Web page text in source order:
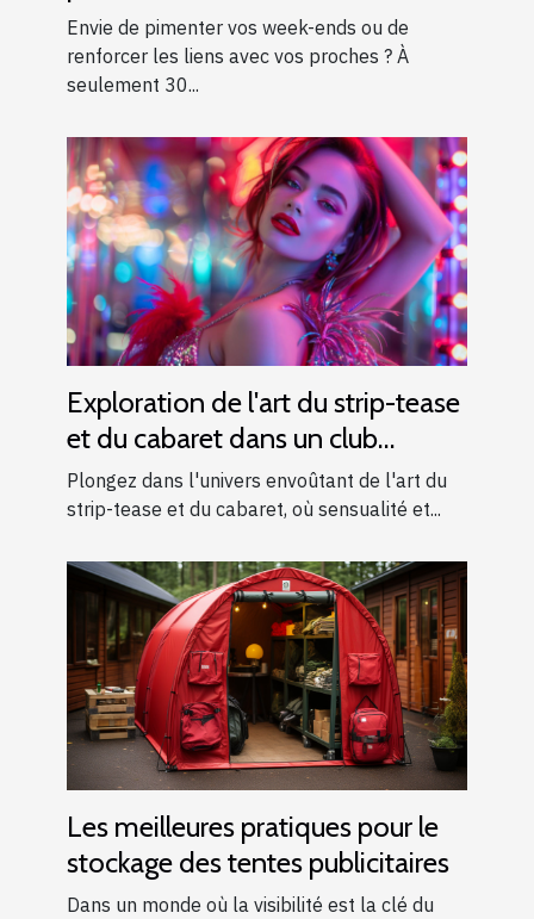
d’exception près d’Aix-en-
Provence !
Envie de pimenter vos week-ends ou de
renforcer les liens avec vos proches ? À
seulement 30...
Exploration de l'art du strip-tease
et du cabaret dans un club
moderne
Plongez dans l'univers envoûtant de l'art du
strip-tease et du cabaret, où sensualité et...
Les meilleures pratiques pour le
stockage des tentes publicitaires
Dans un monde où la visibilité est la clé du